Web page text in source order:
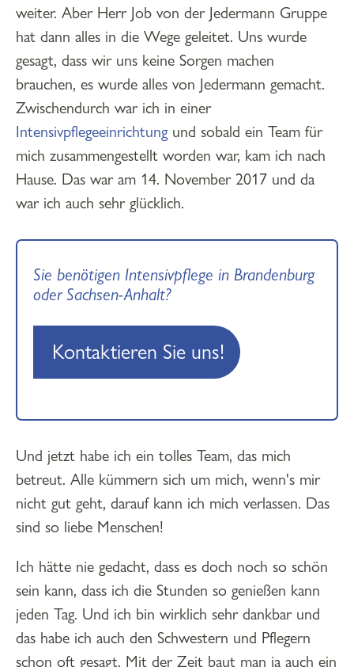
weiter. Aber Herr Job von der Jedermann Gruppe
hat dann alles in die Wege geleitet. Uns wurde
gesagt, dass wir uns keine Sorgen machen
brauchen, es wurde alles von Jedermann gemacht.
Zwischendurch war ich in einer
Intensivpflegeeinrichtungund sobald ein Team für
mich zusammengestellt worden war, kam ich nach
Hause. Das war am 14. November 2017 und da
war ich auch sehr glücklich.
Sie benötigen Intensivpflege in Brandenburg
oder Sachsen-Anhalt?
Kontaktieren Sie uns!
Und jetzt habe ich ein tolles Team, das mich
betreut. Alle kümmern sich um mich, wenn's mir
nicht gut geht, darauf kann ich mich verlassen. Das
sind so liebe Menschen!
Ich hätte nie gedacht, dass es doch noch so schön
sein kann, dass ich die Stunden so genießen kann
jeden Tag. Und ich bin wirklich sehr dankbar und
das habe ich auch den Schwestern und Pflegern
schon oft gesagt. Mit der Zeit baut man ja auch ein